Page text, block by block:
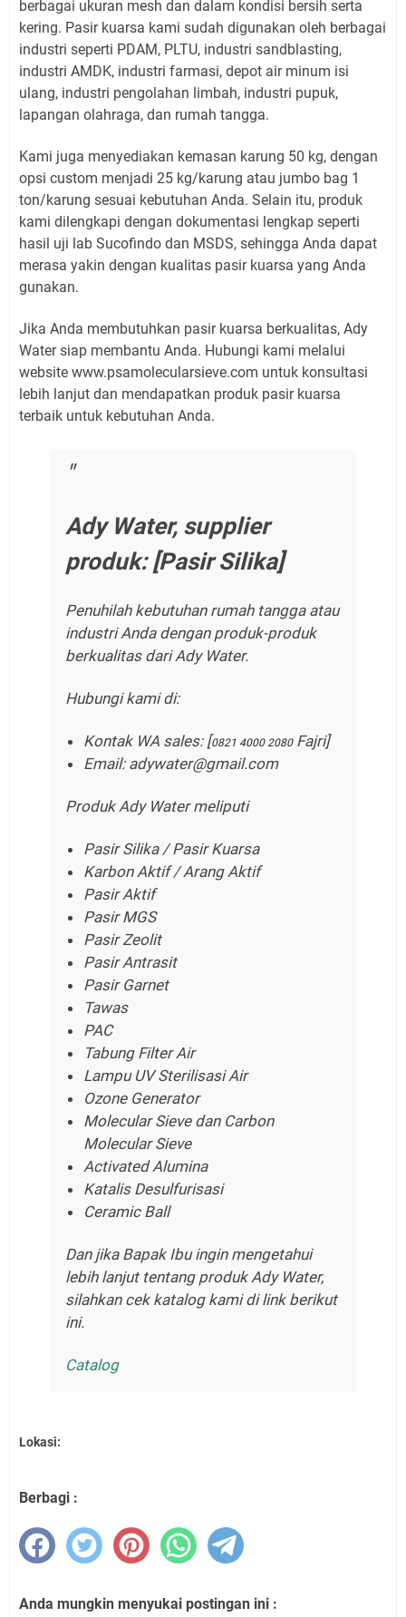
berbagai ukuran mesh dan dalam kondisi bersih serta
kering. Pasir kuarsa kami sudah digunakan oleh berbagai
industri seperti PDAM, PLTU, industri sandblasting,
industri AMDK, industri farmasi, depot air minum isi
ulang, industri pengolahan limbah, industri pupuk,
lapangan olahraga, dan rumah tangga.
Kami juga menyediakan kemasan karung 50 kg, dengan
opsi custom menjadi 25 kg/karung atau jumbo bag 1
ton/karung sesuai kebutuhan Anda. Selain itu, produk
kami dilengkapi dengan dokumentasi lengkap seperti
hasil uji lab Sucofindo dan MSDS, sehingga Anda dapat
merasa yakin dengan kualitas pasir kuarsa yang Anda
gunakan.
Jika Anda membutuhkan pasir kuarsa berkualitas, Ady
Water siap membantu Anda. Hubungi kami melalui
website www.psamolecularsieve.com untuk konsultasi
lebih lanjut dan mendapatkan produk pasir kuarsa
terbaik untuk kebutuhan Anda.
Ady Water, supplier
produk: [Pasir Silika]
Penuhilah kebutuhan rumah tangga atau
industri Anda dengan produk-produk
berkualitas dari Ady Water.
Hubungi kami di:
Kontak WA sales: [0821 4000 2080Fajri]
Email: adywater@gmail.com
Produk Ady Water meliputi
Pasir Silika / Pasir Kuarsa
Karbon Aktif / Arang Aktif
Pasir Aktif
Pasir MGS
Pasir Zeolit
Pasir Antrasit
Pasir Garnet
Tawas
PAC
Tabung Filter Air
Lampu UV Sterilisasi Air
Ozone Generator
Molecular Sieve dan Carbon
Molecular Sieve
Activated Alumina
Katalis Desulfurisasi
Ceramic Ball
Dan jika Bapak Ibu ingin mengetahui
lebih lanjut tentang produk Ady Water,
silahkan cek katalog kami di link berikut
ini.
Catalog
Lokasi:
Berbagi :
Anda mungkin menyukai postingan ini :